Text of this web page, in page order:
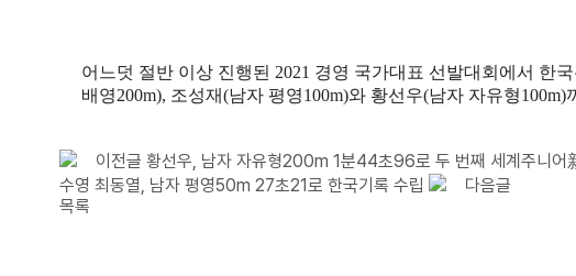
어느덧 절반 이상 진행된 2021 경영 국가대표 선발대회에서 한
배영200m), 조성재(남자 평영100m)와 황선우(남자 자유형100m)
이전글 황선우, 남자 자유형200m 1분44초96로 두 번째 세계주니어
수영 최동열, 남자 평영50m 27초21로 한국기록 수립
다음글
목록